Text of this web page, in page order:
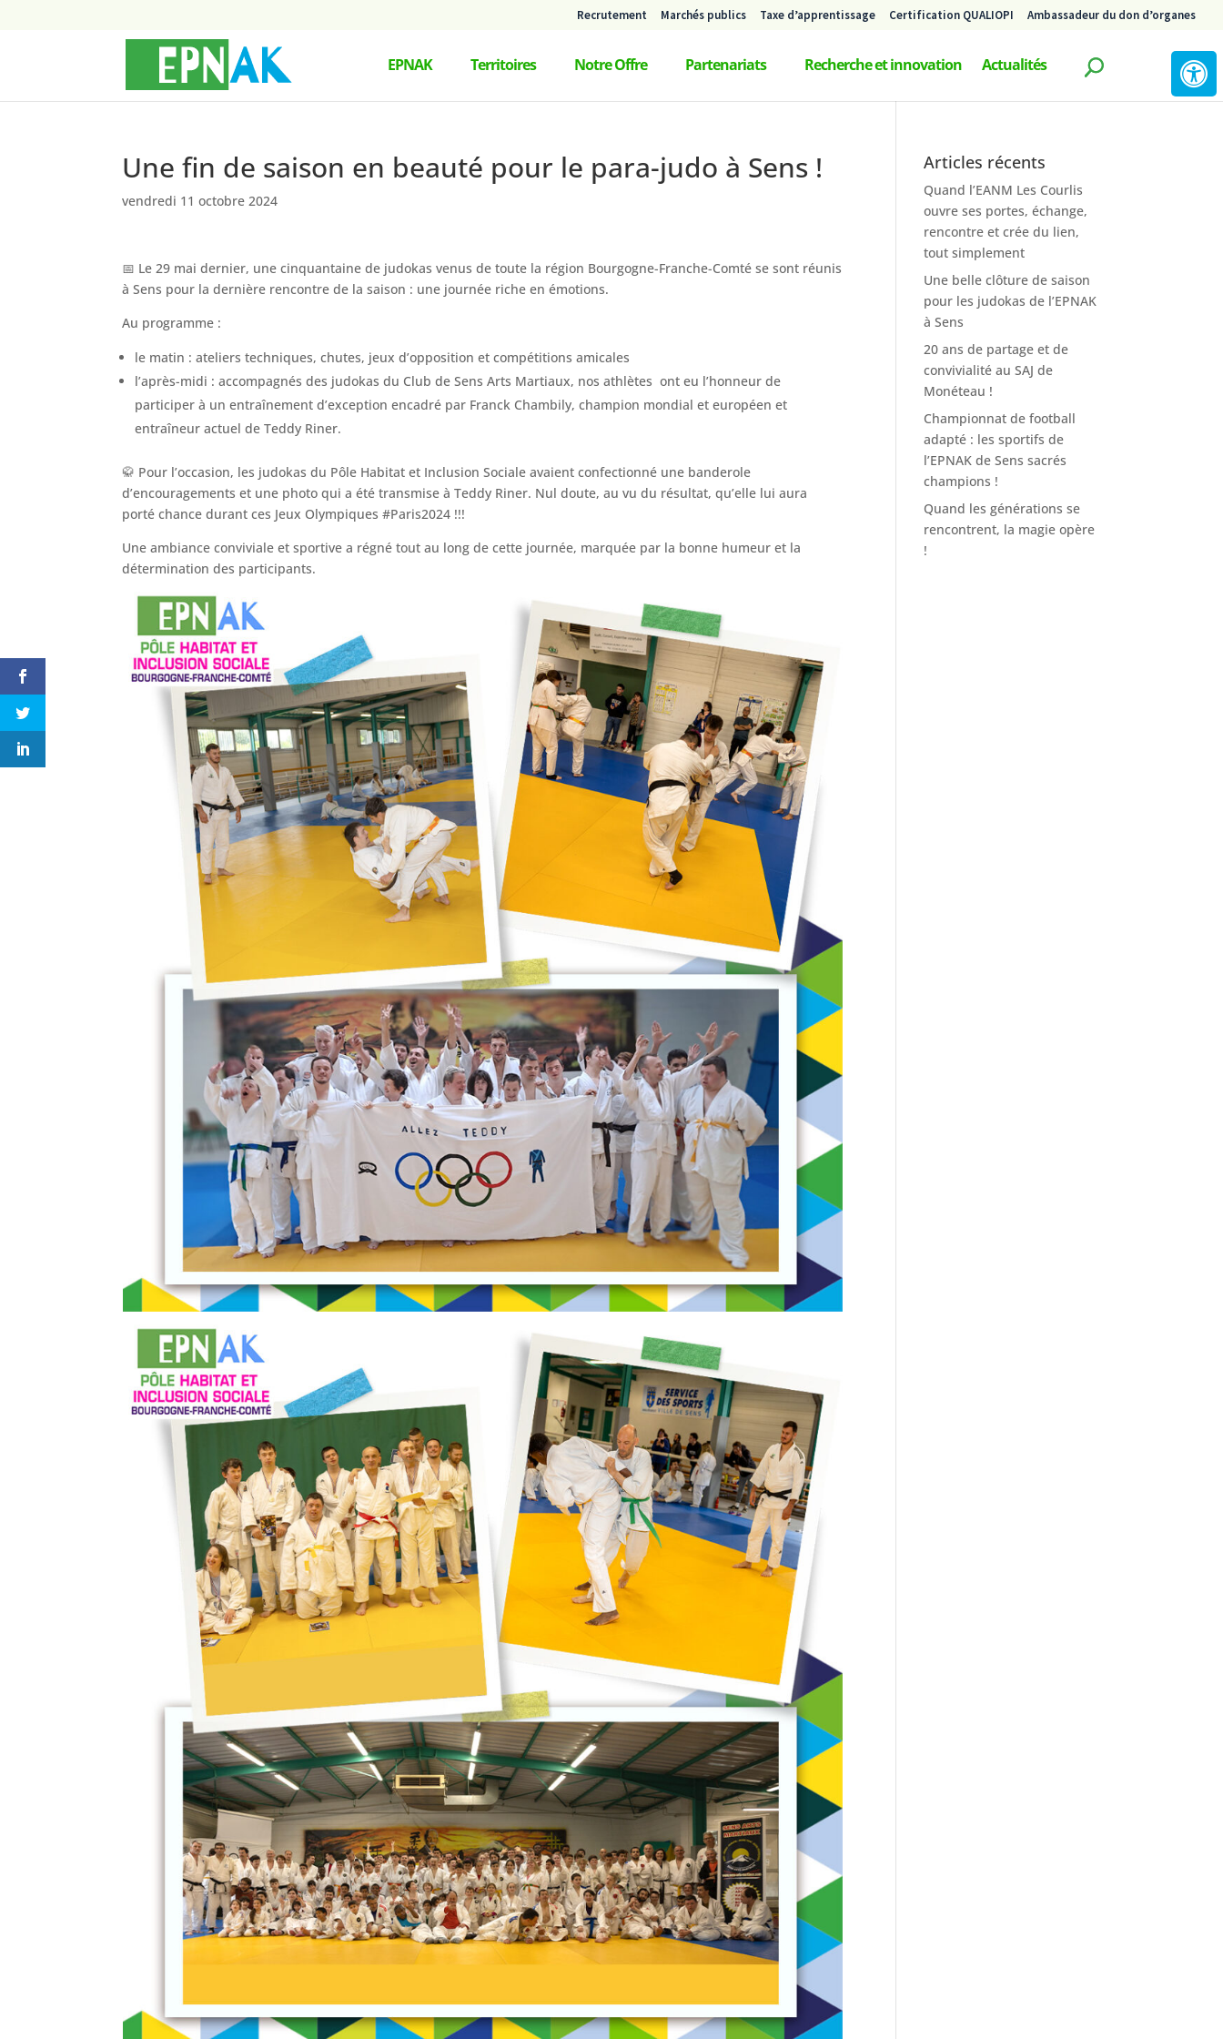
Recrutement Marchés publics Taxe d’apprentissage Certification QUALIOPI Ambassadeur du don d’organes
EPNAK Territoires Notre Offre Partenariats Recherche et innovation Actualités
Une fin de saison en beauté pour le para-judo à Sens !
vendredi 11 octobre 2024
📅 Le 29 mai dernier, une cinquantaine de judokas venus de toute la région Bourgogne-Franche-Comté se sont réunis
à Sens pour la dernière rencontre de la saison : une journée riche en émotions.
Au programme :
le matin : ateliers techniques, chutes, jeux d’opposition et compétitions amicales
l’après-midi : accompagnés des judokas du Club de Sens Arts Martiaux, nos athlètes ont eu l’honneur de
participer à un entraînement d’exception encadré par Franck Chambily, champion mondial et européen et
entraîneur actuel de Teddy Riner.
🥋 Pour l’occasion, les judokas du Pôle Habitat et Inclusion Sociale avaient confectionné une banderole
d’encouragements et une photo qui a été transmise à Teddy Riner. Nul doute, au vu du résultat, qu’elle lui aura
porté chance durant ces Jeux Olympiques #Paris2024 !!!
Une ambiance conviviale et sportive a régné tout au long de cette journée, marquée par la bonne humeur et la
détermination des participants.
Articles récents
Quand l’EANM Les Courlis
ouvre ses portes, échange,
rencontre et crée du lien,
tout simplement
Une belle clôture de saison
pour les judokas de l’EPNAK
à Sens
20 ans de partage et de
convivialité au SAJ de
Monéteau !
Championnat de football
adapté : les sportifs de
l’EPNAK de Sens sacrés
champions !
Quand les générations se
rencontrent, la magie opère
!